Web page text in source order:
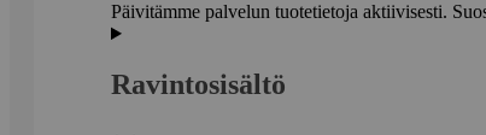
Päivitämme palvelun tuotetietoja aktiivisesti.
Ravintosisältö